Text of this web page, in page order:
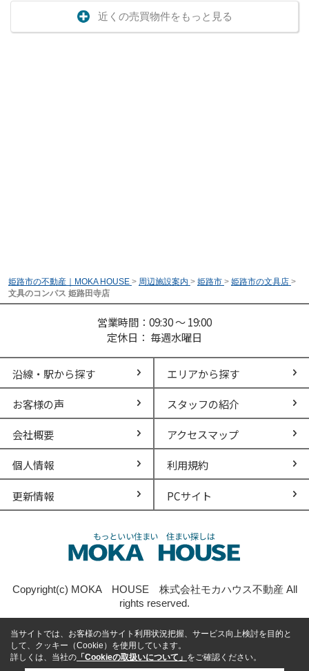
近くの売買物件をもっと見る
姫路市の不動産｜MOKA HOUSE > 周辺施設案内 > 姫路市 > 姫路市の文具店 >
文具のコンパス 姫路田寺店
営業時間：09:30 ～ 19:00
定休日： 毎週水曜日
沿線・駅から探す エリアから探す
お客様の声 スタッフの紹介
会社概要 アクセスマップ
個人情報 利用規約
更新情報 PCサイト
Copyright(c) MOKA HOUSE 株式会社モカハウス不動産 All
rights reserved.
当サイトでは、お客様の当サイト利用状況把握、サービス向上検討を目的と
して、クッキー（Cookie）を使用しています。
詳しくは、当社の 「Cookieの取扱いについて」 をご確認ください。